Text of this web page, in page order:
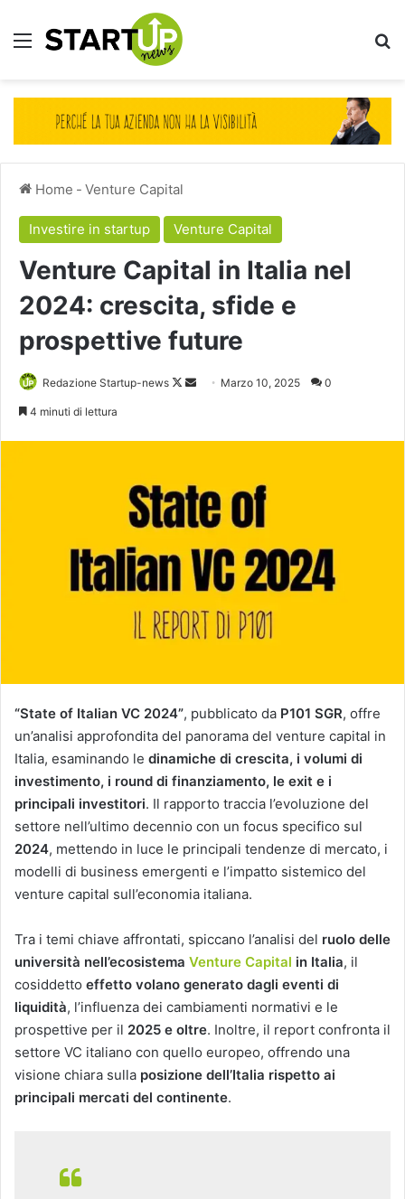
Menu
Home - Venture Capital
Investire in startup Venture Capital
Venture Capital in Italia nel
2024: crescita, sfide e
prospettive future
Redazione Startup-news
Follow
Invia Marzo 10, 2025 0
4 minuti di lettura
“State of Italian VC 2024”, pubblicato da P101 SGR, offre
un’analisi approfondita del panorama del venture capital in
Italia, esaminando le dinamiche di crescita, i volumi di
investimento, i round di finanziamento, le exit e i
principali investitori. Il rapporto traccia l’evoluzione del
settore nell’ultimo decennio con un focus specifico sul
2024, mettendo in luce le principali tendenze di mercato, i
modelli di business emergenti e l’impatto sistemico del
venture capital sull’economia italiana.
Tra i temi chiave affrontati, spiccano l’analisi del ruolo delle
università nell’ecosistema Venture Capital in Italia, il
cosiddetto effetto volano generato dagli eventi di
liquidità, l’influenza dei cambiamenti normativi e le
prospettive per il 2025 e oltre. Inoltre, il report confronta il
settore VC italiano con quello europeo, offrendo una
visione chiara sulla posizione dell’Italia rispetto ai
principali mercati del continente.